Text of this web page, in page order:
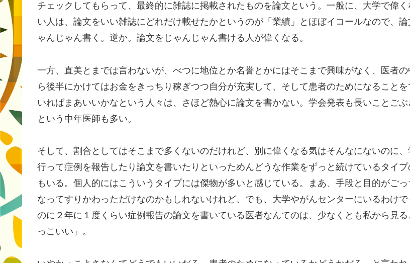
チェックしてもらって、最終的に雑誌に掲載されたものを論文という。一般に、大学で偉く
い人は、論文をいい雑誌にどれだけ載せたかというのが「業績」とほぼイコールなので、論
ゃんじゃん書く。逆か。論文をじゃんじゃん書ける人が偉くなる。
一方、直美とまでは言わないが、べつに地位とか名誉とかにはそこまで興味がなく、医者
ら後半にかけてはお金をきっちり稼ぎつつ自分が充実して、そして患者のためになることを
いればまあいいかなという人々は、さほど熱心に論文を書かない。学会発表も長いことごぶ
という中年医師も多い。
そして、割合としてはそこまで多くないのだけれど、別に偉くなる気はそんなにないのに、
行って症例を報告したり論文を書いたりといっためんどうな作業をずっと続けているタイ
もいる。個人的にはこういうタイプには傑物が多いと感じている。まあ、手段と目的がごっ
なってすりかわっただけなのかもしれないけれど、でも、大学やがんセンターにいるわけで
のに２年に１度くらい症例報告の論文を書いている医者なんてのは、少なくとも私から見
っこいい」。